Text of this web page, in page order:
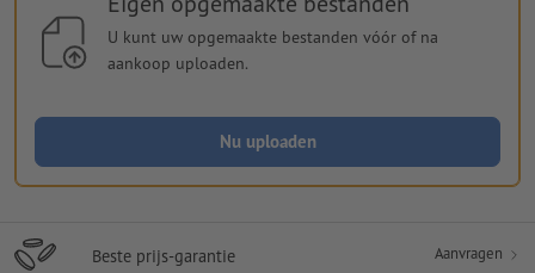
U kunt uw opgemaakte bestanden vóór of na
aankoop uploaden.
Nu uploaden
Beste prijs-garantie Aanvragen